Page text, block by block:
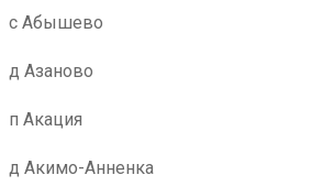
с Абышево
д Азаново
п Акация
д Акимо-Анненка